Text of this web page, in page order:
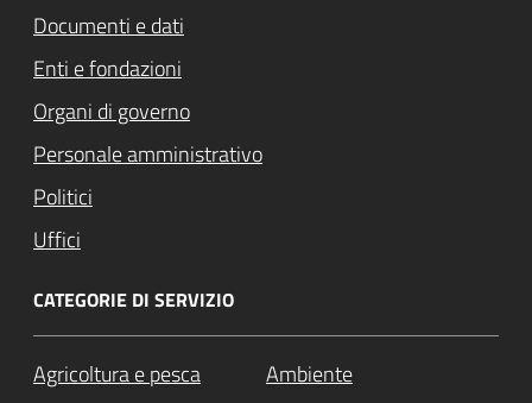
Documenti e dati
Enti e fondazioni
Organi di governo
Personale amministrativo
Politici
Uffici
CATEGORIE DI SERVIZIO
Agricoltura e pesca Ambiente